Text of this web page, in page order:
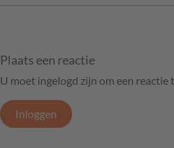
Plaats een reactie
U moet ingelogd zijn om een reactie
Inloggen